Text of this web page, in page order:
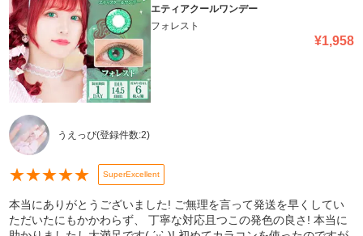
エティアクールワンデー
フォレスト
¥1,958
うえっぴ(登録件数:2)
★★★★★ SuperExcellent
本当にありがとうございました! ご無理を言って発送を早くしてい
ただいたにもかかわらず、 丁寧な対応且つこの発色の良さ! 本当に